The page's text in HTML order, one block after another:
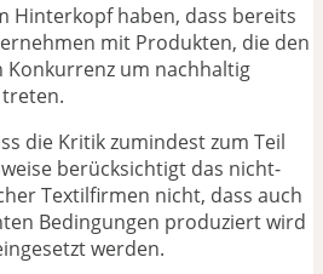
Hinterkopf haben, dass bereits
mit Produkten, die den
um nachhaltig
die Kritik zumindest zum Teil
berücksichtigt das nicht-
Textilfirmen nicht, dass auch
Bedingungen produziert wird
werden.